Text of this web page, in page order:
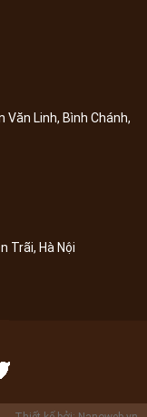
Văn Linh, Bình Chánh,
Trãi, Hà Nội